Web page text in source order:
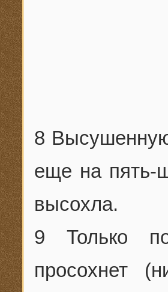
8 Высушенную
еще на пять-
высохла.
9 Только
просохнет